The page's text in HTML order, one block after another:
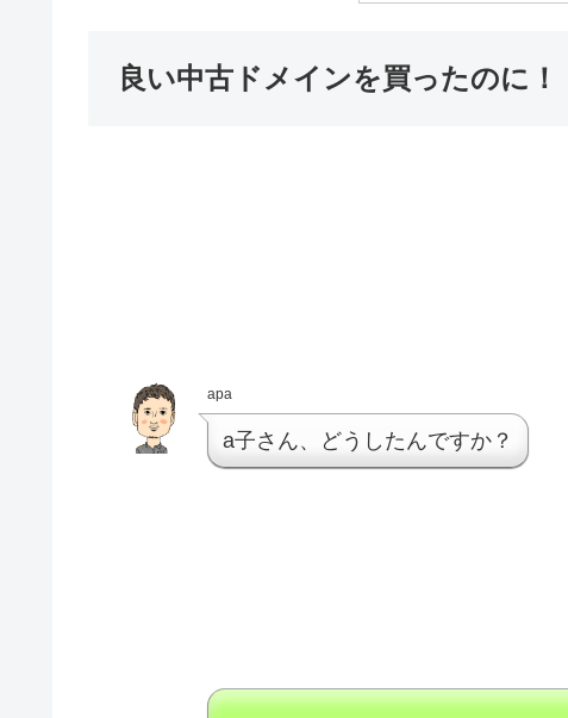
良い中古ドメインを買ったのに！
apa
a子さん、どうしたんですか？